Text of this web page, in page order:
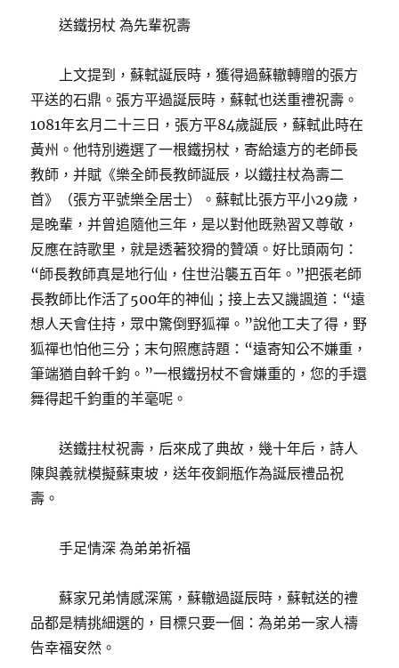
送鐵拐杖 為先輩祝壽
上文提到，蘇軾誕辰時，獲得過蘇轍轉贈的張方
平送的石鼎。張方平過誕辰時，蘇軾也送重禮祝壽。
1081年玄月二十三日，張方平84歲誕辰，蘇軾此時在
黃州。他特別遴選了一根鐵拐杖，寄給遠方的老師長
教師，并賦《樂全師長教師誕辰，以鐵拄杖為壽二
首》（張方平號樂全居士）。蘇軾比張方平小29歲，
是晚輩，并曾追隨他三年，是以對他既熟習又尊敬，
反應在詩歌里，就是透著狡猾的贊頌。好比頭兩句：
“師長教師真是地行仙，住世沿襲五百年。”把張老師
長教師比作活了500年的神仙；接上去又譏諷道：“遠
想人天會住持，眾中驚倒野狐禪。”說他工夫了得，野
狐禪也怕他三分；末句照應詩題：“遠寄知公不嫌重，
筆端猶自斡千鈞。”一根鐵拐杖不會嫌重的，您的手還
舞得起千鈞重的羊毫呢。
送鐵拄杖祝壽，后來成了典故，幾十年后，詩人
陳與義就模擬蘇東坡，送年夜銅瓶作為誕辰禮品祝
壽。
手足情深 為弟弟祈福
蘇家兄弟情感深篤，蘇轍過誕辰時，蘇軾送的禮
品都是精挑細選的，目標只要一個：為弟弟一家人禱
告幸福安然。